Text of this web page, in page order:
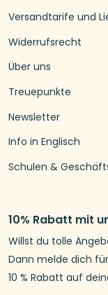
Versandtarife und
Widerrufsrecht
Über uns
Treuepunkte
Newsletter
Info in Englisch
Schulen &
10% Rabatt mit
Willst du tolle
Dann melde dich
10 % Rabatt auf